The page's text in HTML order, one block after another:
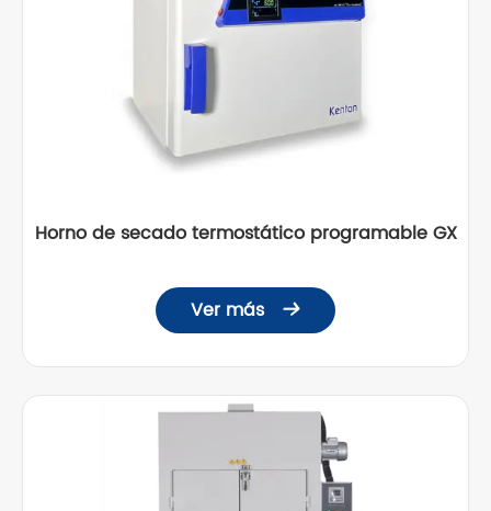
Horno de secado termostático programable GX
Ver más 